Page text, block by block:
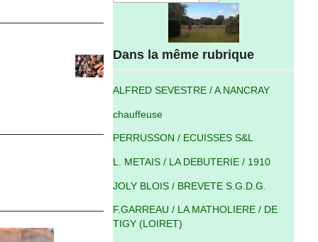
Dans la même rubrique
ALFRED SEVESTRE / A NANCRAY
chauffeuse
PERRUSSON / ECUISSES S&L
L. METAIS / LA DEBUTERIE / 1910
JOLY BLOIS / BREVETE S.G.D.G.
F.GARREAU / LA MATHOLIERE / DE
TIGY (LOIRET)